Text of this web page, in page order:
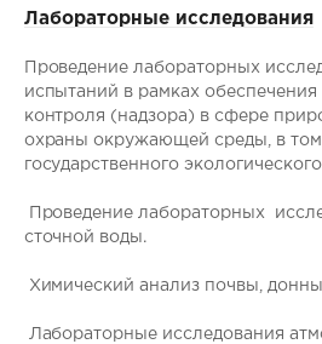
Лабораторные исследования
Проведение лабораторных
испытаний в рамках обеспечения
контроля (надзора) в сфере
охраны окружающей среды, в том
государственного
Проведение лабораторных
сточной воды.
Химический анализ почвы,
Лабораторные исследования